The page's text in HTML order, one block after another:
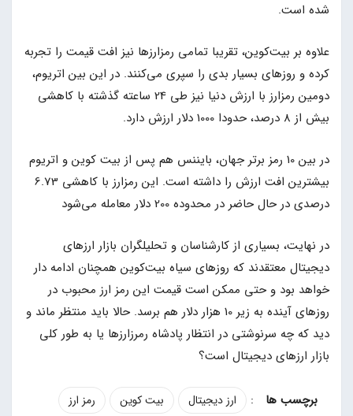
شده است.
علاوه بر بیت‌کوین، تقریبا تمامی رمزارزها نیز افت قیمت را تجربه
کرده و روزهای بسیار بدی را سپری می‌کنند. در این بین اتریوم،
دومین رمزارز با ارزش دنیا نیز طی 24 ساعته گذشته با کاهشی
بیش از 8 درصد، حدودا 1000 دلار ارزش دارد.
در بین 10 رمز برتر جهان، بایننس هم پس از بیت کوین و اتریوم
بیشترین افت ارزش را داشته است. این رمزارز با کاهشی 6.73
درصدی در حال حاضر در محدوده 200 دلار معامله می‌شود
در نهایت، بسیاری از کارشناسان و تحلیلگران بازار ارزهای
دیجیتال معتقدند که روزهای سیاه بیت‌کوین همچنان ادامه دار
خواهد بود و حتی ممکن است قیمت این رمز ارز محبوب در
روزهای آینده به زیر 10 هزار دلار هم برسد. حالا باید منتظر ماند و
دید که چه سرنوشتی در انتظار پادشاه رمرزارزها یا به طور کلی
بازار ارزهای دیجیتال است؟
: ارز دیجیتال بیت کوین
رمز ارز